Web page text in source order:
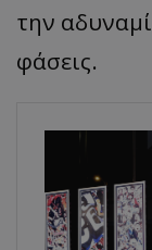
την
φάσεις.